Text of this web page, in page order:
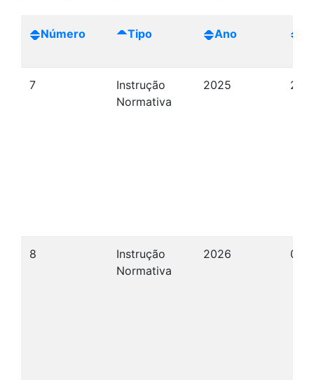
Número Tipo Ano
7
Instrução
Normativa
2025 27/
8
Instrução
Normativa
2026 08/